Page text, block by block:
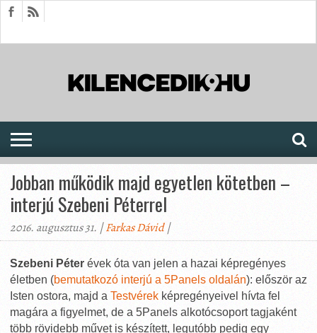
Jobban működik majd egyetlen kötetben –
interjú Szebeni Péterrel
2016. augusztus 31. |Farkas Dávid|
Szebeni Péter évek óta van jelen a hazai képregényes
életben (bemutatkozó interjú a 5Panels oldalán): először az
Isten ostora, majd a Testvérek képregényeivel hívta fel
magára a figyelmet, de a 5Panels alkotócsoport tagjaként
több rövidebb művet is készített, legutóbb pedig egy